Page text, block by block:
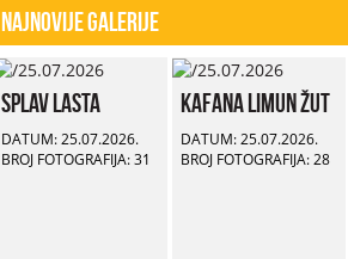
Najnovije Galerije
Splav Lasta
DATUM: 25.07.2026.
BROJ FOTOGRAFIJA: 31
Kafana Limun Žut
DATUM: 25.07.2026.
BROJ FOTOGRAFIJA: 28